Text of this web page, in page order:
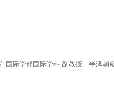
国际学部国际学科 副教授 半泽朝